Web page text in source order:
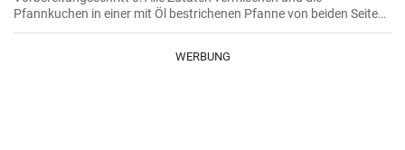
Pfannkuchen in einer mit Öl bestrichenen Pfanne von beiden Seiten
braten.
WERBUNG